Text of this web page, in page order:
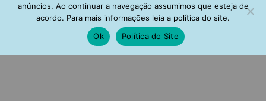
anúncios. Ao continuar a navegação assumimos que esteja de
acordo. Para mais informações leia a política do site.
Ok
Política do Site